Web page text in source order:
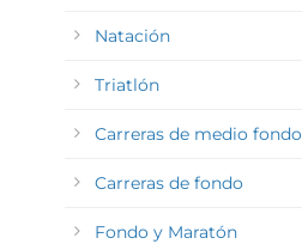
Natación
Triatlón
Carreras de medio fondo
Carreras de fondo
Fondo y Maratón